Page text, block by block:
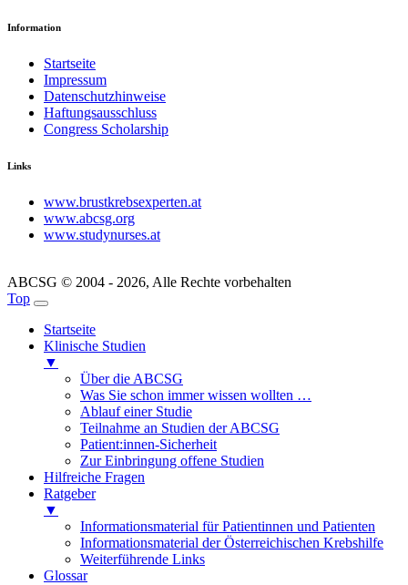
Information
Startseite
Impressum
Datenschutzhinweise
Haftungsausschluss
Congress Scholarship
Links
www.brustkrebsexperten.at
www.abcsg.org
www.studynurses.at
ABCSG © 2004 - 2026, Alle Rechte vorbehalten
Top
Startseite
Klinische Studien
▼
Über die ABCSG
Was Sie schon immer wissen wollten …
Ablauf einer Studie
Teilnahme an Studien der ABCSG
Patient:innen-Sicherheit
Zur Einbringung offene Studien
Hilfreiche Fragen
Ratgeber
▼
Informationsmaterial für Patientinnen und Patienten
Informationsmaterial der Österreichischen Krebshilfe
Weiterführende Links
Glossar